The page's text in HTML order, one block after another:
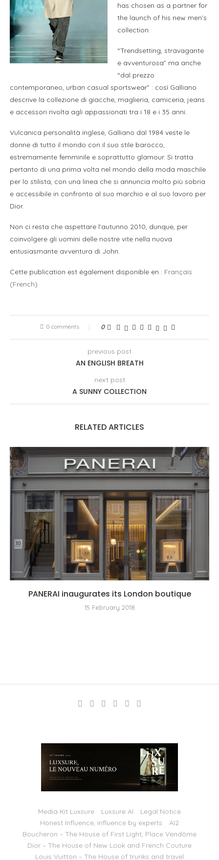
has chosen as a partner for
the launch of his new men’s
collection.
“Trendsetting, stravagante
e avventurosa” ma anche
“dal prezzo
contemporaneo, urban casual sportswear” : così Galliano
descrive la collezione di giacche, maglieria, camiceria, jeans
e accessori rivolta agli appassionati tra i 18 e i 35 anni.
Vulcanica personalità inglese, Galliano dal 1984 veste le
donne di tutto il mondo con il suo stile barocco,
estremamente femminile e soprattutto glamour. Si tratta
pertanto di una prima volta nel mondo della moda maschile
per lo stilista, con una linea che si annuncia molto più sobria
e accessibile in confronto al suo marchio e al suo lavoro per
Dior.
Non ci resta che aspettare l’autunno 2010, dunque, per
coinvolgere gli uomini delle nostre vite nella nuova
entusiasmante avventura di John.
Cette publication est également disponible en : Français
(French)
0 comments 0
previous post
AN ENGLISH BREATH
next post
A SUNNY COLLECTION
RELATED ARTICLES
PANERAI inaugurates its London boutique
15 February 2018
Media Kit Luxsure Luxsure AI
Legal Notice
Honest Influence, influence by experts
AI2
Boucheron – The House of First Light, Place Vendôme
Dior – The House of New Look and French Couture
Louis Vuitton – The House of trunks and travel